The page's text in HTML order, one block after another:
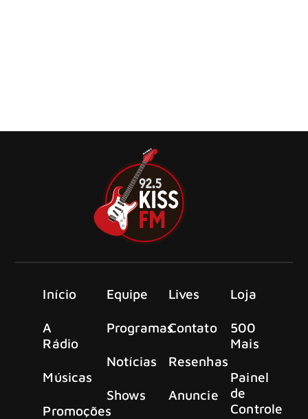
Início
A
Rádio
Músicas
Promoções
Equipe
Programas
Notícias
Shows
Lives
Contato
Resenhas
Anuncie
Loja
500
Mais
Painel
de
Controle